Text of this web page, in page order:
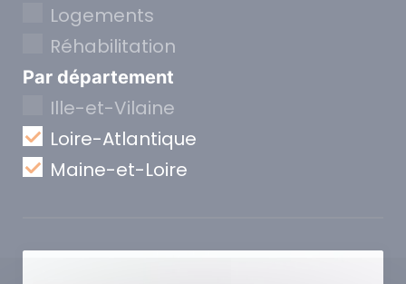
Logements
Réhabilitation
Par département
Ille-et-Vilaine
Loire-Atlantique
Maine-et-Loire